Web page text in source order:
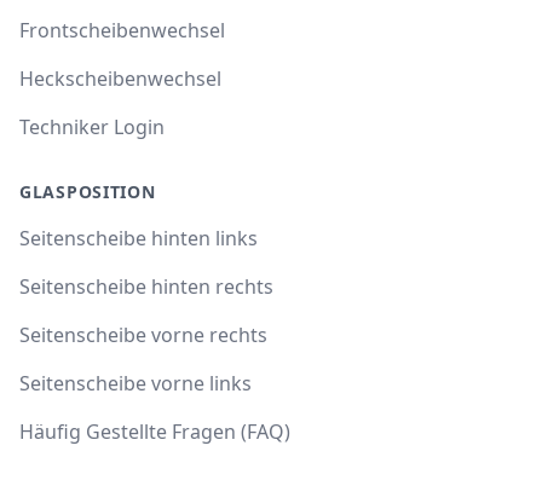
Frontscheibenwechsel
Heckscheibenwechsel
Techniker Login
GLASPOSITION
Seitenscheibe hinten links
Seitenscheibe hinten rechts
Seitenscheibe vorne rechts
Seitenscheibe vorne links
Häufig Gestellte Fragen (FAQ)